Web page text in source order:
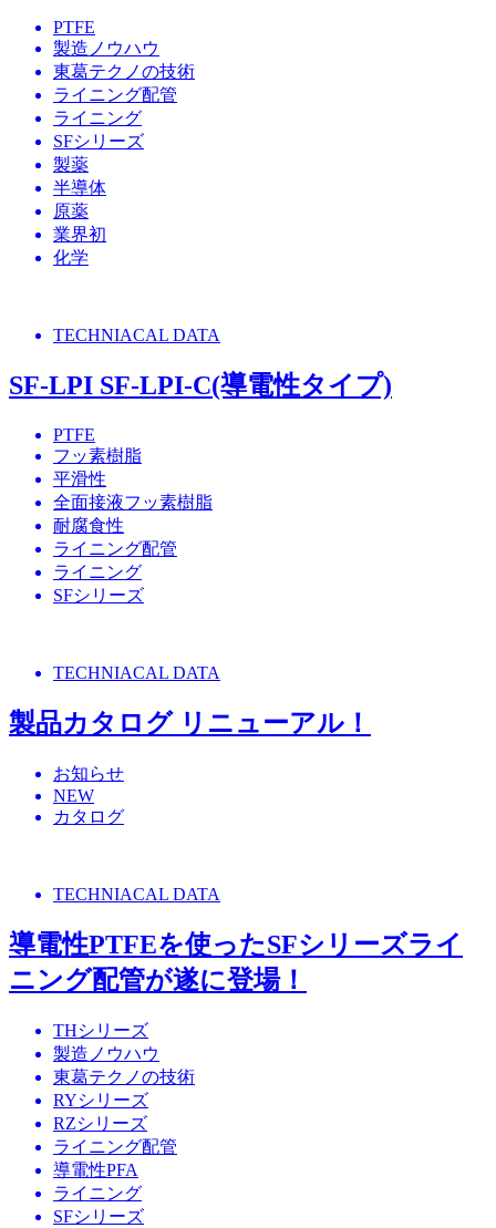
PTFE
製造ノウハウ
東葛テクノの技術
ライニング配管
ライニング
SFシリーズ
製薬
半導体
原薬
業界初
化学
TECHNIACAL DATA
SF-LPI SF-LPI-C(導電性タイプ)
PTFE
フッ素樹脂
平滑性
全面接液フッ素樹脂
耐腐食性
ライニング配管
ライニング
SFシリーズ
TECHNIACAL DATA
製品カタログ リニューアル！
お知らせ
NEW
カタログ
TECHNIACAL DATA
導電性PTFEを使ったSFシリーズライ
ニング配管が遂に登場！
THシリーズ
製造ノウハウ
東葛テクノの技術
RYシリーズ
RZシリーズ
ライニング配管
導電性PFA
ライニング
SFシリーズ